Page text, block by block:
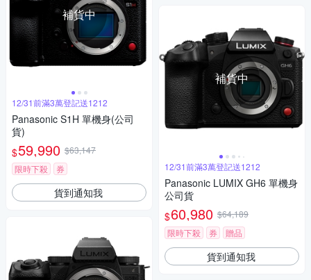
補貨中
12/31前滿3萬登記送1212
Panasonic S1H 單機身(公司
貨)
$59,990 $63,147
限時下殺
券
貨到通知我
補貨中
12/31前滿3萬登記送1212
Panasonic LUMIX GH6 單機身
公司貨
$60,980 $64,189
限時下殺
券 贈品
貨到通知我